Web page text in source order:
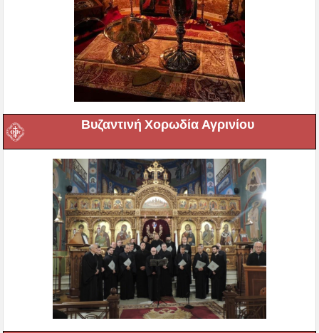
Βυζαντινή Χορωδία Αγρινίου